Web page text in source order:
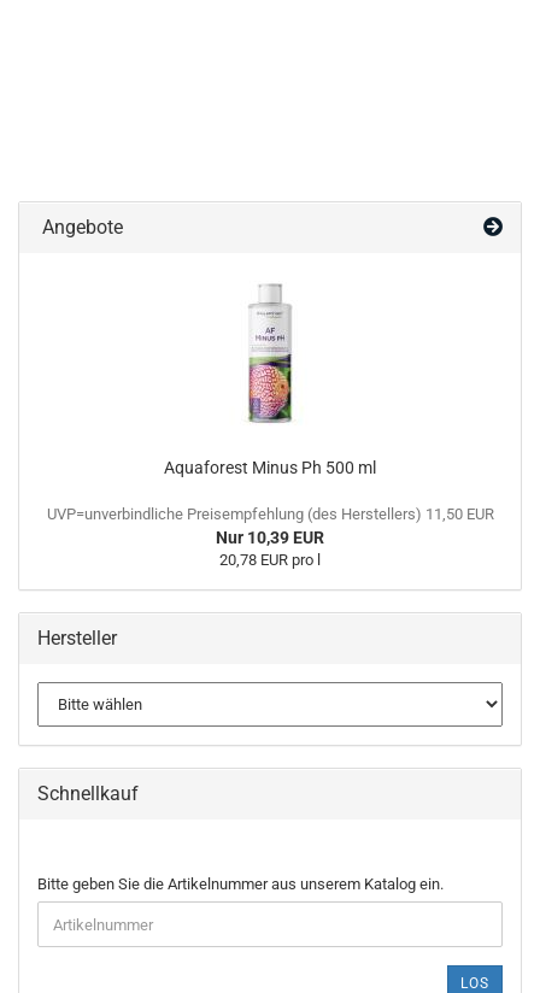
Angebote
Aquaforest Minus Ph 500 ml
UVP=unverbindliche Preisempfehlung (des Herstellers) 11,50 EUR
Nur 10,39 EUR
20,78 EUR pro l
Hersteller
Schnellkauf
BITTE
GEBEN
SIE
DIE
Bitte geben Sie die Artikelnummer aus unserem Katalog ein.
LOS